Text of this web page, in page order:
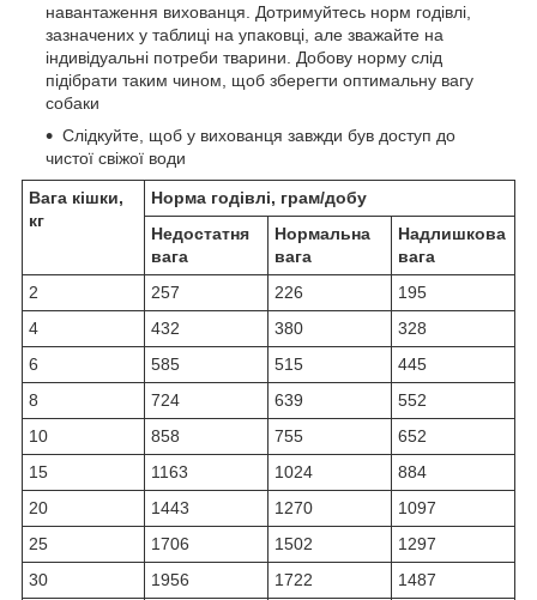
навантаження вихованця. Дотримуйтесь норм годівлі,
зазначених у таблиці на упаковці, але зважайте на
індивідуальні потреби тварини. Добову норму слід
підібрати таким чином, щоб зберегти оптимальну вагу
собаки
Слідкуйте, щоб у вихованця завжди був доступ до
чистої свіжої води
Вага кішки,
кг
Норма годівлі, грам/добу
Недостатня
вага
Нормальна
вага
Надлишкова
вага
2
257 226
195
4
432 380
328
6
585 515
445
8
724 639
552
10
858 755
652
15
1163 1024
884
20
1443 1270
1097
25
1706 1502
1297
30
1956 1722
1487